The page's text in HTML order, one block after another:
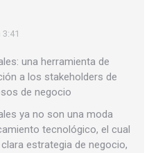
una herramienta de
a los stakeholders de
de negocio
ya no son una moda
tecnológico, el cual
estrategia de negocio,